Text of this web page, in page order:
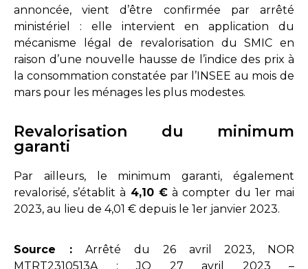
annoncée, vient d’être confirmée par arrêté
ministériel : elle intervient en application du
mécanisme légal de revalorisation du SMIC en
raison d’une nouvelle hausse de l’indice des prix à
la consommation constatée par l’INSEE au mois de
mars pour les ménages les plus modestes.
Revalorisation du minimum
garanti
Par ailleurs, le minimum garanti, également
revalorisé, s’établit à 4,10 €à compter du 1er mai
2023, au lieu de 4,01 € depuis le 1er janvier 2023.
Source :Arrêté du 26 avril 2023, NOR
MTRT2310513A : JO 27 avril 2023 –